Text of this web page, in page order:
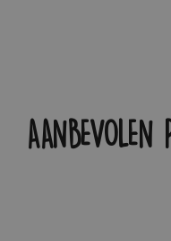
AANBEVOLEN